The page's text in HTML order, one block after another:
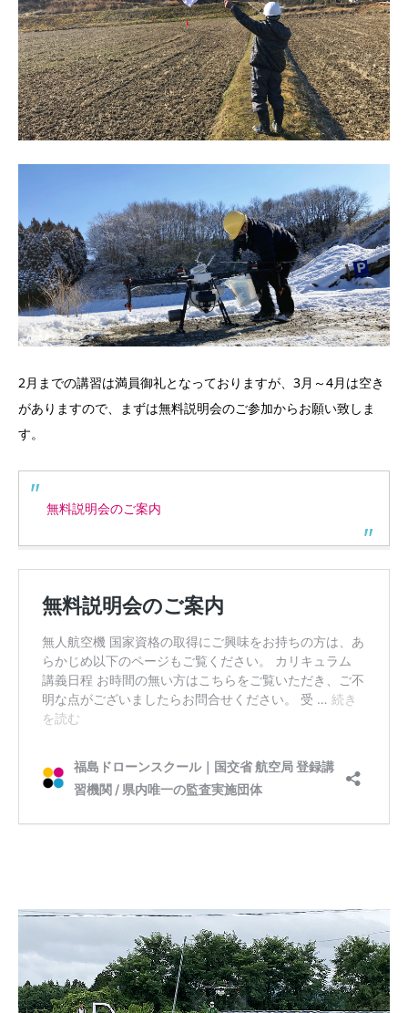
2月までの講習は満員御礼となっておりますが、3月～4月は空き
がありますので、まずは無料説明会のご参加からお願い致しま
す。
無料説明会のご案内